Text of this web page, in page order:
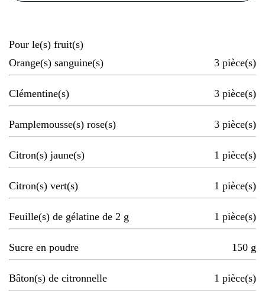
Pour le(s) fruit(s)
Orange(s) sanguine(s)
3 pièce(s)
Clémentine(s) 3 pièce(s)
Pamplemousse(s) rose(s) 3 pièce(s)
Citron(s) jaune(s) 1 pièce(s)
Citron(s) vert(s) 1 pièce(s)
Feuille(s) de gélatine de 2 g 1 pièce(s)
Sucre en poudre 150 g
Bâton(s) de citronnelle 1 pièce(s)